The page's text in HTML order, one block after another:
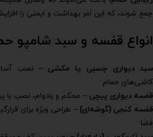
جمع شوند، که این امر بهداشت و ایمنی را
انواع قفسه و سبد شامپو
سبد دیواری چسبی یا مکشی – نصب آسان
کاشی‌های حمام
قفسه دیواری پیچی – محکم و بادوام، نصب با
قفسه کنجی (گوشه‌ای) – طراحی ویژه برای
فضا